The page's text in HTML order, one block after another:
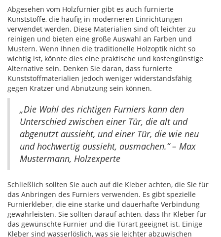
Abgesehen vom Holzfurnier gibt es auch furnierte
Kunststoffe, die häufig in moderneren Einrichtungen
verwendet werden. Diese Materialien sind oft leichter zu
reinigen und bieten eine große Auswahl an Farben und
Mustern. Wenn Ihnen die traditionelle Holzoptik nicht so
wichtig ist, könnte dies eine praktische und kostengünstige
Alternative sein. Denken Sie daran, dass furnierte
Kunststoffmaterialien jedoch weniger widerstandsfähig
gegen Kratzer und Abnutzung sein können.
„Die Wahl des richtigen Furniers kann den
Unterschied zwischen einer Tür, die alt und
abgenutzt aussieht, und einer Tür, die wie neu
und hochwertig aussieht, ausmachen.“ – Max
Mustermann, Holzexperte
Schließlich sollten Sie auch auf die Kleber achten, die Sie für
das Anbringen des Furniers verwenden. Es gibt spezielle
Furnierkleber, die eine starke und dauerhafte Verbindung
gewährleisten. Sie sollten darauf achten, dass Ihr Kleber für
das gewünschte Furnier und die Türart geeignet ist. Einige
Kleber sind wasserlöslich, was sie leichter abzuwischen